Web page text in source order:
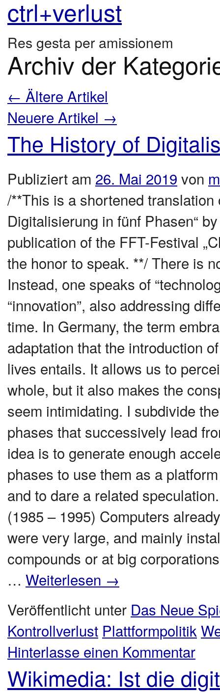
ctrl+verlust
Res gesta per amissionem
Archiv der
← Ältere Artikel
Neuere Artikel →
The History of
Publiziert am 26. Mai 2019 von
/**This is a shortened
Digitalisierung in fünf Phasen“
publication of the FFT-Festival
the honor to speak. **/ There is
Instead, one speaks of
“innovation”, also addressing
time. In Germany, the term
adaptation that the introduction
lives entails. It allows us to
whole, but it also makes the
seem intimidating. I subdivide
phases that successively lead
idea is to generate enough
phases to use them as a
and to dare a related
(1985 – 1995) Computers
were very large, and mainly
compounds or at big
… Weiterlesen →
Veröffentlicht unter Das Neue
Kontrollverlust Plattformpolitik
Hinterlasse einen Kommentar
Wikimedia: Ist die